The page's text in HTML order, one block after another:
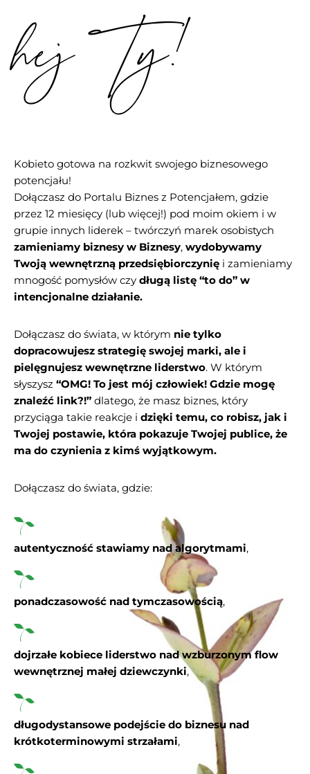
hej Ty!
Kobieto gotowa na rozkwit swojego biznesowego
potencjału!
Dołączasz do Portalu Biznes z Potencjałem, gdzie
przez 12 miesięcy (lub więcej!) pod moim okiem i w
grupie innych liderek – twórczyń marek osobistych
zamieniamy biznesy w Biznesy, wydobywamy
Twoją wewnętrzną przedsiębiorczynię i zamieniamy
mnogość pomysłów czy długą listę “to do” w
intencjonalne działanie.
Dołączasz do świata, w którym nie tylko
dopracowujesz strategię swojej marki, ale i
pielęgnujesz wewnętrzne liderstwo. W którym
słyszysz “OMG! To jest mój człowiek! Gdzie mogę
znaleźć link?!” dlatego, że masz biznes, który
przyciąga takie reakcje i dzięki temu, co robisz, jak i
Twojej postawie, która pokazuje Twojej publice, że
ma do czynienia z kimś wyjątkowym.
Dołączasz do świata, gdzie:
autentyczność stawiamy nad algorytmami,
ponadczasowość nad tymczasowością,
dojrzałe kobiece liderstwo nad wzburzonym flow
wewnętrznej małej dziewczynki,
długodystansowe podejście do biznesu nad
krótkoterminowymi strzałami,